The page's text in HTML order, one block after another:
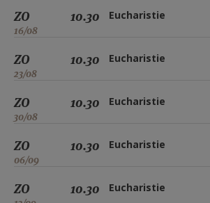
ZO
16/08
10.30 Eucharistie
ZO
23/08
10.30 Eucharistie
ZO
30/08
10.30 Eucharistie
ZO
06/09
10.30 Eucharistie
ZO 10.30 Eucharistie